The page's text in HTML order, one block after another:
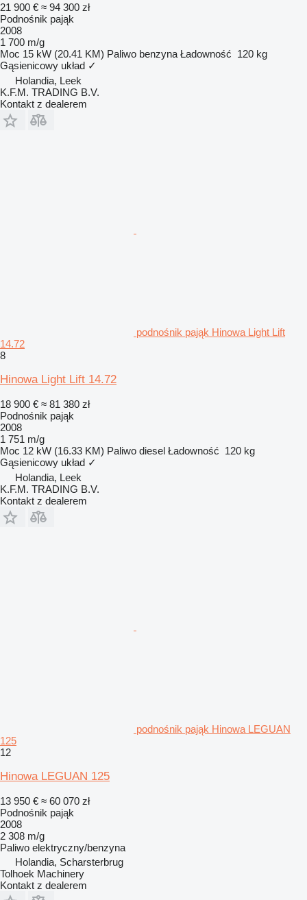
21 900 € ≈ 94 300 zł
Podnośnik pająk
2008
1 700 m/g
Moc 15 kW (20.41 KM) Paliwo benzyna Ładowność 120 kg
Gąsienicowy układ ✓
Holandia, Leek
K.F.M. TRADING B.V.
Kontakt z dealerem
podnośnik pająk Hinowa Light Lift
14.72
8
Hinowa Light Lift 14.72
18 900 € ≈ 81 380 zł
Podnośnik pająk
2008
1 751 m/g
Moc 12 kW (16.33 KM) Paliwo diesel Ładowność 120 kg
Gąsienicowy układ ✓
Holandia, Leek
K.F.M. TRADING B.V.
Kontakt z dealerem
podnośnik pająk Hinowa LEGUAN
125
12
Hinowa LEGUAN 125
13 950 € ≈ 60 070 zł
Podnośnik pająk
2008
2 308 m/g
Paliwo elektryczny/benzyna
Holandia, Scharsterbrug
Tolhoek Machinery
Kontakt z dealerem